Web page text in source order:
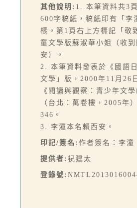
其他說明: 1. 本筆資料共3
600字稿紙，稿紙印有「李
樣。第1頁右上方標記「敬
童文學版蘇淑華小姐（收到
安）。
2. 本筆資料發表於《國語
文學」版，2000年11月26
《閱讀與觀察：青少年文學
（台北：萬卷樓，2005年
346。
3. 李潼本名賴西安。
印記/簽名: 作者簽名：李潼
提供者: 祝建太
登錄號: